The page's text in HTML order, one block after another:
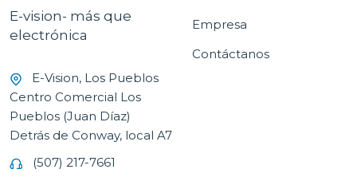
E-vision- más que
electrónica
E-Vision, Los Pueblos
Centro Comercial Los
Pueblos (Juan Díaz)
Detrás de Conway, local A7
(507) 217-7661
Empresa
Contáctanos